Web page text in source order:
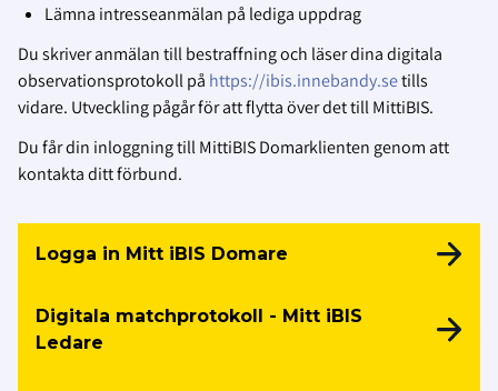
Lämna intresseanmälan på lediga uppdrag
Du skriver anmälan till bestraffning och läser dina digitala
observationsprotokoll på https://ibis.innebandy.setills
vidare. Utveckling pågår för att flytta över det till MittiBIS.
Du får din inloggning till MittiBIS Domarklienten genom att
kontakta ditt förbund.
Logga in Mitt iBIS Domare
Digitala matchprotokoll - Mitt iBIS
Ledare